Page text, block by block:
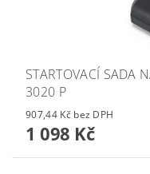
STARTOVACÍ SADA
3020 P
907,44 Kč bez DPH
1 098 Kč